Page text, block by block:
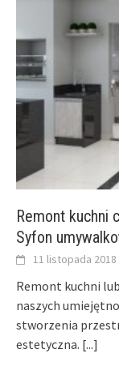
Remont kuchni
Syfon
11 listopada 2018
Remont kuchni
naszych
stworzenia
estetyczna. [...]